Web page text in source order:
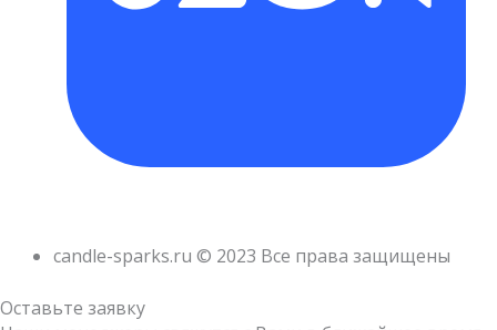
candle-sparks.ru © 2023 Все права защищены
Оставьте заявку